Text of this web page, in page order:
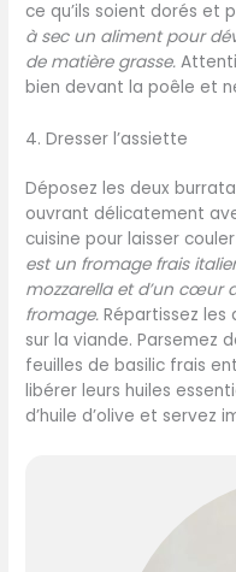
ce qu’ils soient dorés et
à sec un aliment pour
de matière grasse.
bien devant la poêle et
4. Dresser l’assiette
Déposez les deux
ouvrant délicatement
cuisine pour laisser
est un fromage frais
mozzarella et d’un cœur
fromage. Répartissez
sur la viande. Parsemez
feuilles de basilic frais
libérer leurs huiles
d’huile d’olive et servez